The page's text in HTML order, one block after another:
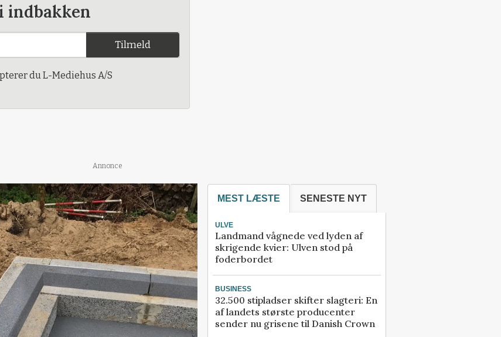
indbakken
Tilmeld
du L-Mediehus A/S
Annonce
MEST LÆSTE SENESTE NYT
ULVE
Landmand vågnede ved lyden af
skrigende kvier: Ulven stod på
foderbordet
BUSINESS
32.500 stipladser skifter slagteri: En
af landets største producenter
sender nu grisene til Danish Crown